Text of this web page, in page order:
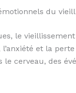
du
le
et la
le cerveau, des